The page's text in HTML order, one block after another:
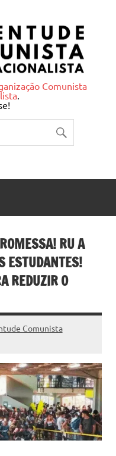
Comunista
.
RU A
ESTUDANTES!
REDUZIR O
Comunista